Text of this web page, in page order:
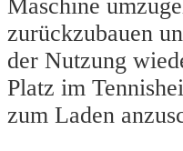
Maschine
zurückzubauen
der Nutzung
Platz im
zum Laden